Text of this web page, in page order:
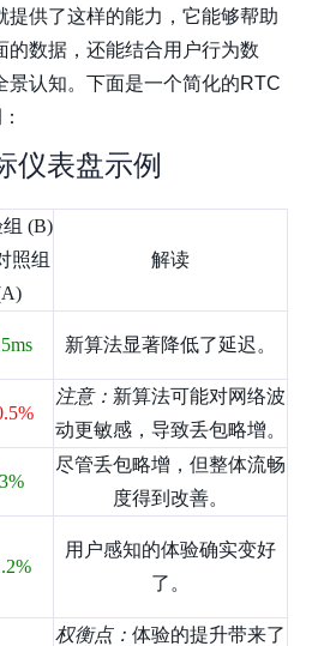
提供了这样的能力，它能够帮助
的数据，还能结合用户行为数
景认知。下面是一个简化的RTC
仪表盘示例
(B)
照组
解读
新算法显著降低了延迟。
注意： 新算法可能对网络波
动更敏感，导致丢包略增。
尽管丢包略增，但整体流畅
度得到改善。
用户感知的体验确实变好
了。
权衡点： 体验的提升带来了